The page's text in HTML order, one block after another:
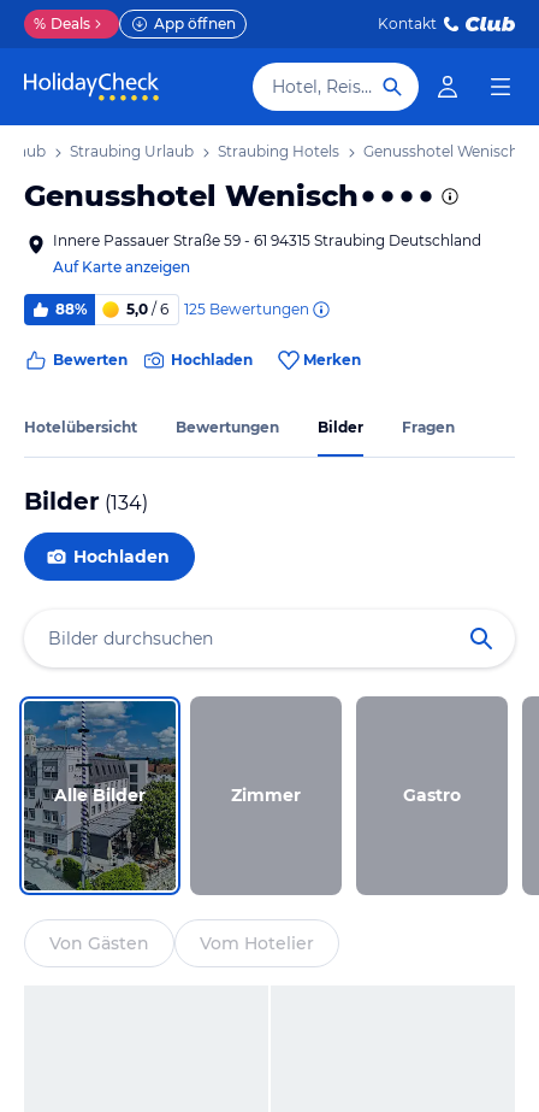
% Deals App öffnen Kontakt
Hotel, Reiseziel
Straubing Urlaub Straubing Hotels Genusshotel Wenisch
Genusshotel Wenisch
Innere Passauer Straße 59 - 61 94315 Straubing Deutschland
Auf Karte anzeigen
88% 5,0 / 6 125 Bewertungen
Bewerten Hochladen Merken
Hotelübersicht Bewertungen Bilder Fragen
Bilder (134)
Hochladen
Alle Bilder Zimmer Gastro
Von Gästen Vom Hotelier